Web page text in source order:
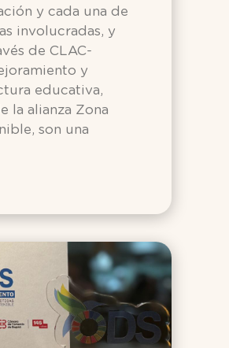
y cada una de
involucradas, y
de CLAC-
y
educativa,
la alianza Zona
son una